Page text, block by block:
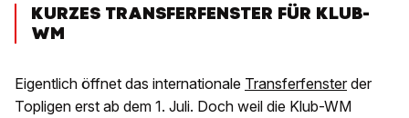
KURZES TRANSFERFENSTER FÜR KLUB-
WM
Eigentlich öffnet das internationale Transferfenster der
Topligen erst ab dem 1. Juli. Doch weil die Klub-WM